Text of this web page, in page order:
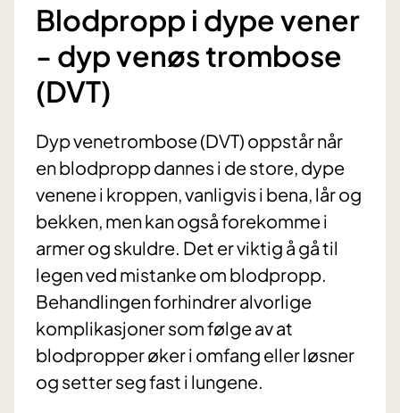
Blodpropp i dype vener
- dyp venøs trombose
(DVT)
Dyp venetrombose (DVT) oppstår når
en blodpropp dannes i de store, dype
venene i kroppen, vanligvis i bena, lår og
bekken, men kan også forekomme i
armer og skuldre. Det er viktig å gå til
legen ved mistanke om blodpropp.
Behandlingen forhindrer alvorlige
komplikasjoner som følge av at
blodpropper øker i omfang eller løsner
og setter seg fast i lungene.